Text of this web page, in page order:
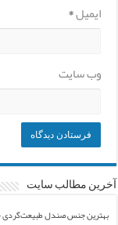
ایمیل*
وب‌ سایت
آخرین مطالب سایت
بهترین جنس صندل طبیعت‌گردی